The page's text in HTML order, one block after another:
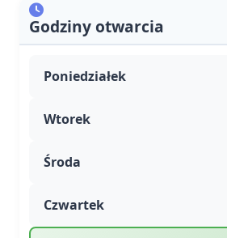
Godziny otwarcia
Poniedziałek
Wtorek
Środa
Czwartek